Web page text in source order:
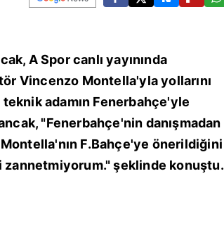
A Spor canlı yayınında
Vincenzo Montella'yla yollarını
teknik adamın Fenerbahçe'yle
"Fenerbahçe'nin danışmadan
F.Bahçe'ye önerildiğini
şeklinde konuştu.